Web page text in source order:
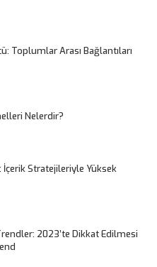
Toplumlar Arası Bağlantıları
Nelerdir?
İçerik Stratejileriyle Yüksek
2023’te Dikkat Edilmesi